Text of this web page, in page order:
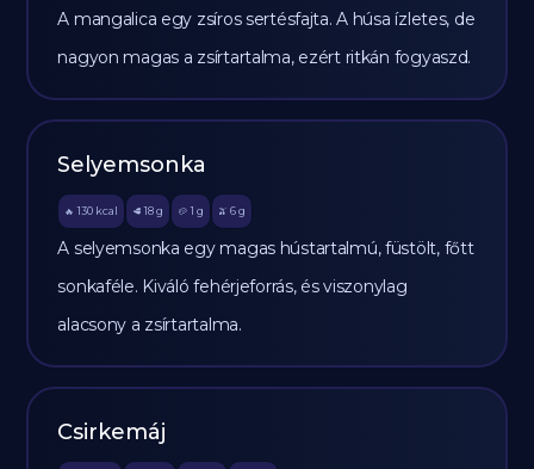
A mangalica egy zsíros sertésfajta. A húsa ízletes, de
nagyon magas a zsírtartalma, ezért ritkán fogyaszd.
Selyemsonka
🔥 130 kcal 🥩 18 g 🥔 1 g 🫒 6 g
A selyemsonka egy magas hústartalmú, füstölt, főtt
sonkaféle. Kiváló fehérjeforrás, és viszonylag
alacsony a zsírtartalma.
Csirkemáj